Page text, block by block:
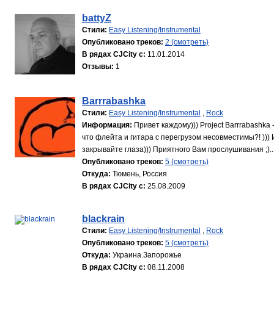
battyZ
Стили: Easy Listening/Instrumental
Опубликовано треков: 2 (смотреть)
В рядах CJCity с: 11.01.2014
Отзывы: 1
Barrrabashka
Стили: Easy Listening/Instrumental , Rock
Информация: Привет каждому))) Project
что флейта и гитара с перегрузом несовместимы?!
закрывайте глаза))) Приятного Вам прослушивания
Опубликовано треков: 5 (смотреть)
Откуда: Тюмень, Россия
В рядах CJCity с: 25.08.2009
blackrain
Стили: Easy Listening/Instrumental , Rock
Опубликовано треков: 5 (смотреть)
Откуда: Украина.Запорожье
В рядах CJCity с: 08.11.2008